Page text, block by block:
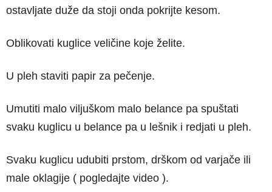
ostavljate duže da stoji onda pokrijte kesom.
Oblikovati kuglice veličine koje želite.
U pleh staviti papir za pečenje.
Umutiti malo viljuškom malo belance pa spuštati
svaku kuglicu u belance pa u lešnik i redjati u pleh.
Svaku kuglicu udubiti prstom, drškom od varjače ili
male oklagije ( pogledajte video ).